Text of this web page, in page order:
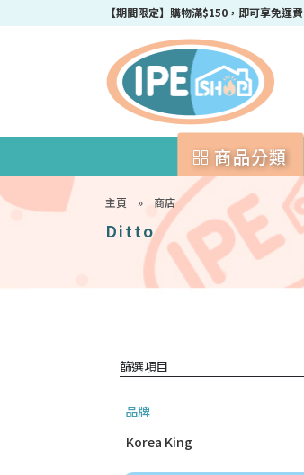
【期間限定】購物滿$150，即可享免運費
商品分類
主頁 » 商店
Ditto
篩選項目
品牌
Korea King